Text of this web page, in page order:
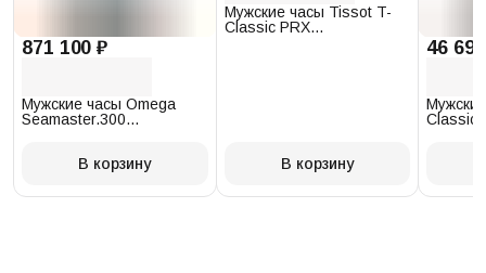
871 100 ₽
Мужские часы Omega
Seamaster.300
В корзину
Мужские часы Tissot T-
Classic PRX
В корзину
46
Classic